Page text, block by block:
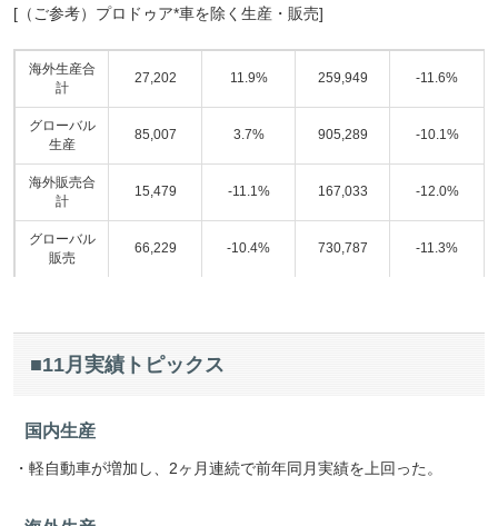
[（ご参考）プロドゥア*車を除く生産・販売]
海外生産合
計
27,202 11.9% 259,949 -11.6%
グローバル
生産
85,007 3.7% 905,289 -10.1%
海外販売合
計
15,479 -11.1% 167,033 -12.0%
グローバル
販売
66,229 -10.4% 730,787 -11.3%
■11月実績トピックス
国内生産
・軽自動車が増加し、2ヶ月連続で前年同月実績を上回った。